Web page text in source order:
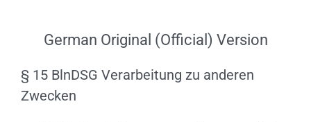
German Original (Official) Version
§ 15 BlnDSG Verarbeitung zu anderen
Zwecken